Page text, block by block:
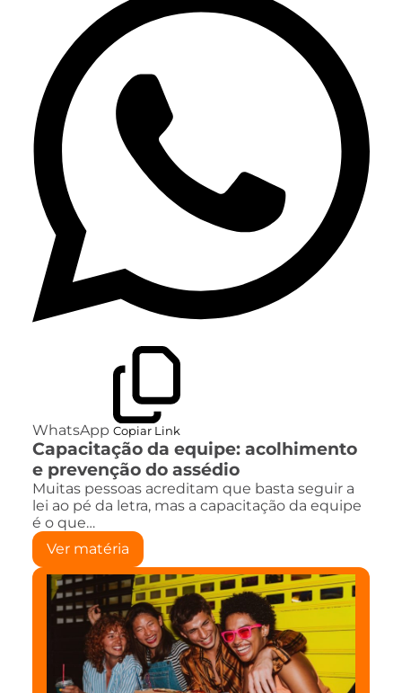
WhatsApp Copiar Link
Capacitação da equipe: acolhimento
e prevenção do assédio
Muitas pessoas acreditam que basta seguir a
lei ao pé da letra, mas a capacitação da equipe
é o que…
Ver matéria